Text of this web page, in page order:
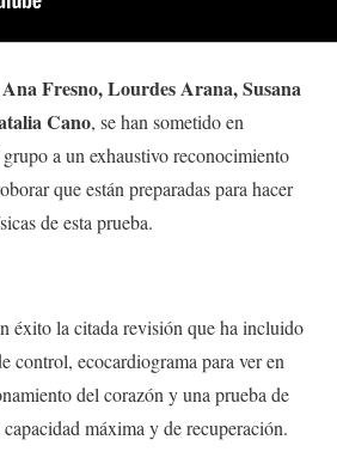
Ana Fresno, Lourdes Arana, Susana
Cano, se han sometido en
a un exhaustivo reconocimiento
que están preparadas para hacer
de esta prueba.
éxito la citada revisión que ha incluido
control, ecocardiograma para ver en
del corazón y una prueba de
máxima y de recuperación.